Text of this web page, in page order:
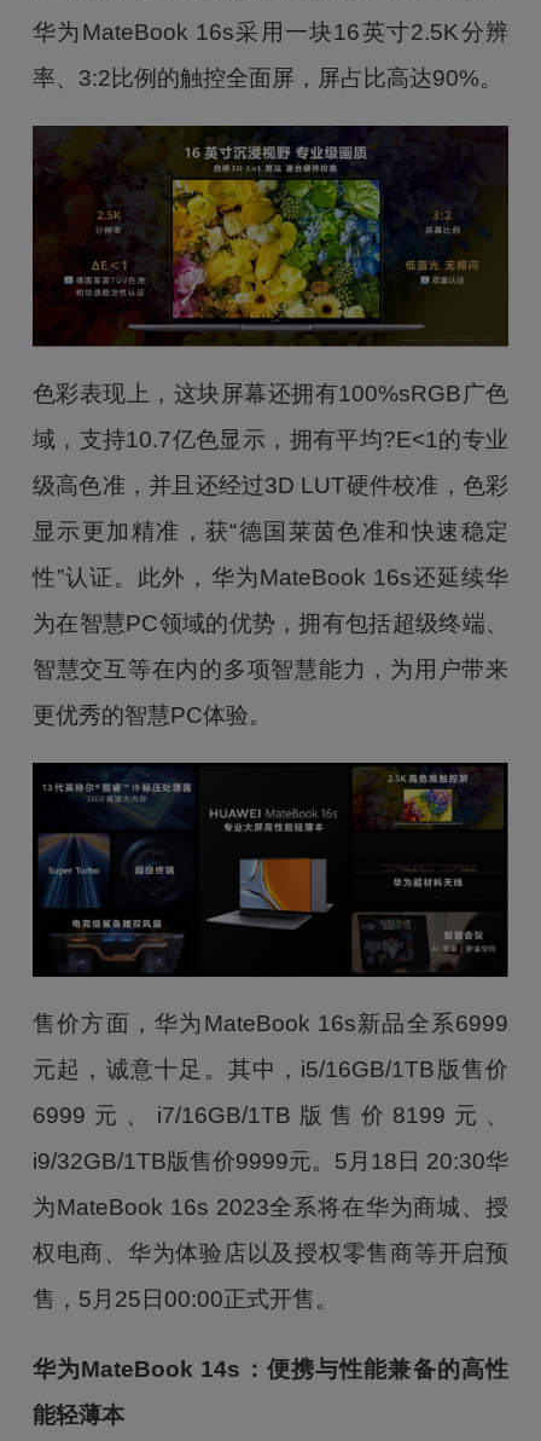
华为MateBook 16s采用一块16英寸2.5K分辨
率、3:2比例的触控全面屏，屏占比高达90%。
色彩表现上，这块屏幕还拥有100%sRGB广色
域，支持10.7亿色显示，拥有平均?E<1的专业
级高色准，并且还经过3D LUT硬件校准，色彩
显示更加精准，获“德国莱茵色准和快速稳定
性”认证。此外，华为MateBook 16s还延续华
为在智慧PC领域的优势，拥有包括超级终端、
智慧交互等在内的多项智慧能力，为用户带来
更优秀的智慧PC体验。
售价方面，华为MateBook 16s新品全系6999
元起，诚意十足。其中，i5/16GB/1TB版售价
6999元、i7/16GB/1TB版售价8199元、
i9/32GB/1TB版售价9999元。5月18日 20:30华
为MateBook 16s 2023全系将在华为商城、授
权电商、华为体验店以及授权零售商等开启预
售，5月25日00:00正式开售。
华为MateBook 14s：便携与性能兼备的高性
能轻薄本